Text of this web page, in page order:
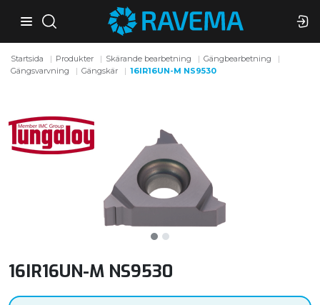
Startsida Produkter Skärande bearbetning
Gängbearbetning
Gängsvarvning
Gängskär 16IR16UN-M NS9530
16IR16UN-M NS9530